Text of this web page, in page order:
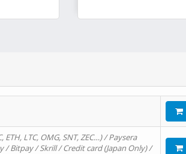
LTC, OMG, SNT, ZEC…) / Paysera
/ Bitpay / Skrill / Credit card (Japan Only) /